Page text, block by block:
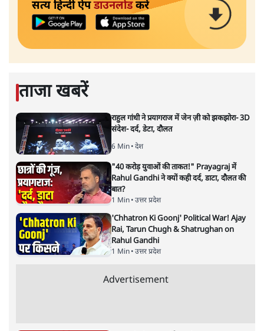
सत्य हिन्दी ऐपडाउनलोडकरें
ताजा खबरें
राहुल गांधी ने प्रयागराज में जेन ज़ी को झकझोरा- 3D
संदेश- दर्द, डेटा, दौलत
6 Min• देश
"40 करोड़ युवाओं की ताकत!" Prayagraj में
Rahul Gandhi ने क्यों कही दर्द, डाटा, दौलत की
बात?
1 Min• उत्तर प्रदेश
'Chhatron Ki Goonj' Political War! Ajay
Rai, Tarun Chugh & Shatrughan on
Rahul Gandhi
1 Min• उत्तर प्रदेश
Advertisement